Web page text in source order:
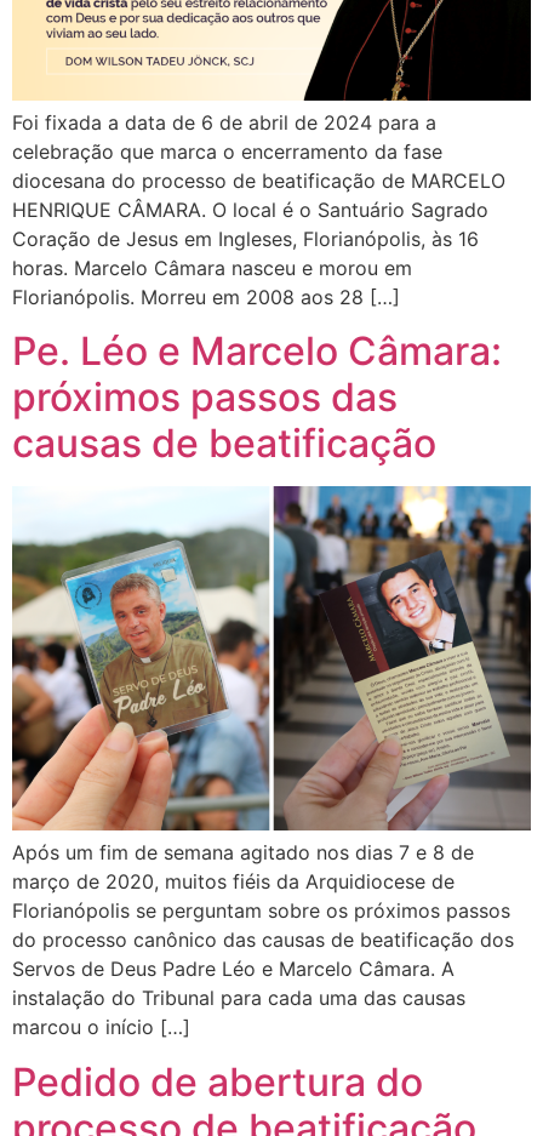
Foi fixada a data de 6 de abril de 2024 para a
celebração que marca o encerramento da fase
diocesana do processo de beatificação de MARCELO
HENRIQUE CÂMARA. O local é o Santuário Sagrado
Coração de Jesus em Ingleses, Florianópolis, às 16
horas. Marcelo Câmara nasceu e morou em
Florianópolis. Morreu em 2008 aos 28 […]
Pe. Léo e Marcelo Câmara:
próximos passos das
causas de beatificação
Após um fim de semana agitado nos dias 7 e 8 de
março de 2020, muitos fiéis da Arquidiocese de
Florianópolis se perguntam sobre os próximos passos
do processo canônico das causas de beatificação dos
Servos de Deus Padre Léo e Marcelo Câmara. A
instalação do Tribunal para cada uma das causas
marcou o início […]
Pedido de abertura do